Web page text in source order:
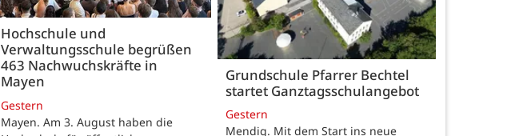
Hochschule und
Verwaltungsschule begrüßen
463 Nachwuchskräfte in
Mayen
Gestern
Mayen. Am 3. August haben die
Grundschule Pfarrer Bechtel
startet Ganztagsschulangebot
Gestern
Mendig. Mit dem Start ins neue